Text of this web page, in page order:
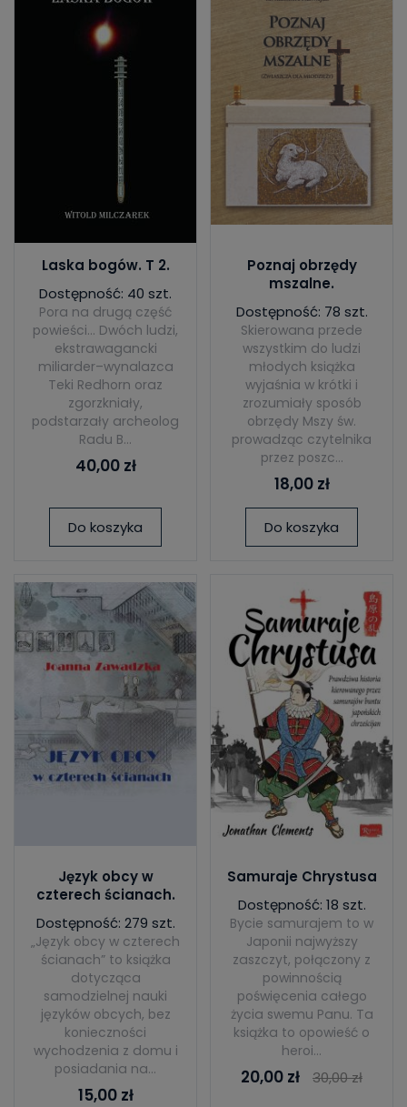
Laska bogów. T 2.
Dostępność: 40 szt.
Pora na drugą część
powieści... Dwóch ludzi,
ekstrawagancki
miliarder–wynalazca
Teki Redhorn oraz
zgorzkniały,
podstarzały archeolog
Radu B...
40,00 zł
Do koszyka
Poznaj obrzędy
mszalne.
Dostępność: 78 szt.
Skierowana przede
wszystkim do ludzi
młodych książka
wyjaśnia w krótki i
zrozumiały sposób
obrzędy Mszy św.
prowadząc czytelnika
przez poszc...
18,00 zł
Do koszyka
Język obcy w
czterech ścianach.
Dostępność: 279 szt.
„Język obcy w czterech
ścianach” to książka
dotycząca
samodzielnej nauki
języków obcych, bez
konieczności
wychodzenia z domu i
posiadania na...
15,00 zł
Samuraje Chrystusa
Dostępność: 18 szt.
Bycie samurajem to w
Japonii najwyższy
zaszczyt, połączony z
powinnością
poświęcenia całego
życia swemu Panu. Ta
książka to opowieść o
heroi...
20,00 zł 30,00 zł